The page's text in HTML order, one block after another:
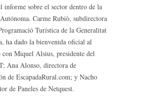
informe sobre el sector dentro de la
Carme Rubiò, subdirectora
Turística de la Generalitat
ha dado la bienvenida oficial al
con Miquel Alsius, presidente del
Ana Alonso, directora de
de EscapadaRural.com; y Nacho
de Paneles de Netquest.